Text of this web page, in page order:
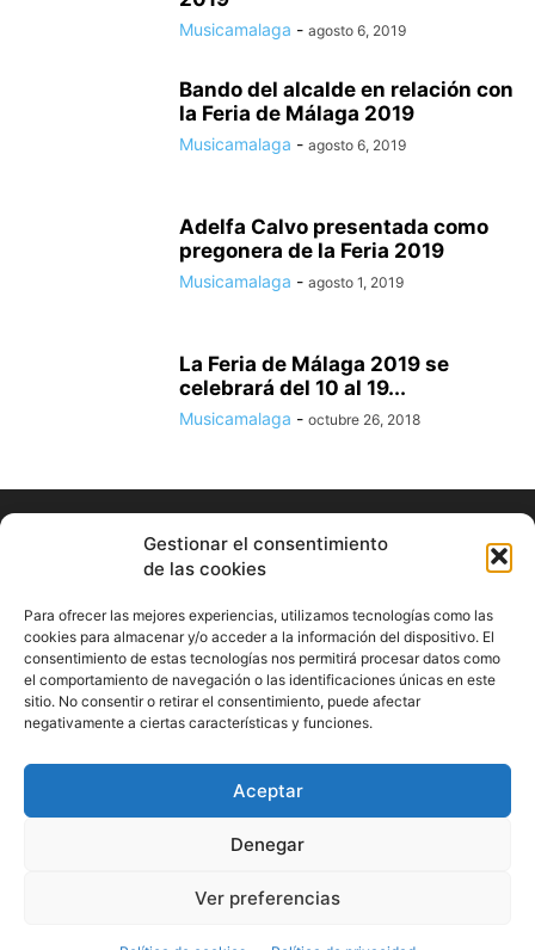
Gestionar el consentimiento
de las cookies
Para ofrecer las mejores experiencias, utilizamos tecnologías como las
cookies para almacenar y/o acceder a la información del dispositivo. El
consentimiento de estas tecnologías nos permitirá procesar datos como
el comportamiento de navegación o las identificaciones únicas en este
sitio. No consentir o retirar el consentimiento, puede afectar
negativamente a ciertas características y funciones.
Aceptar
Denegar
Ver preferencias
Musicamalaga - agosto 6, 2019
Bando del alcalde en relación con
la Feria de Málaga 2019
Musicamalaga - agosto 6, 2019
Adelfa Calvo presentada como
pregonera de la Feria 2019
Musicamalaga - agosto 1, 2019
La Feria de Málaga 2019 se
celebrará del 10 al 19...
Musicamalaga - octubre 26, 2018
ABOUT US
Información Cultural de Málaga y otros de interés general
Contact us:musicamalaga55@gmail.com
FOLLOW US